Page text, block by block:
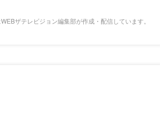
ザテレビジョン編集部が作成・配信しています。